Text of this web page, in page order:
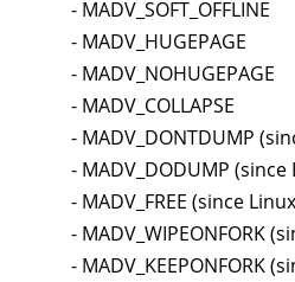
- MADV_SOFT_OFFLINE
- MADV_HUGEPAGE
- MADV_NOHUGEPAGE
- MADV_COLLAPSE
- MADV_DONTDUMP
- MADV_DODUMP (since
- MADV_FREE (since
- MADV_WIPEONFORK
- MADV_KEEPONFORK